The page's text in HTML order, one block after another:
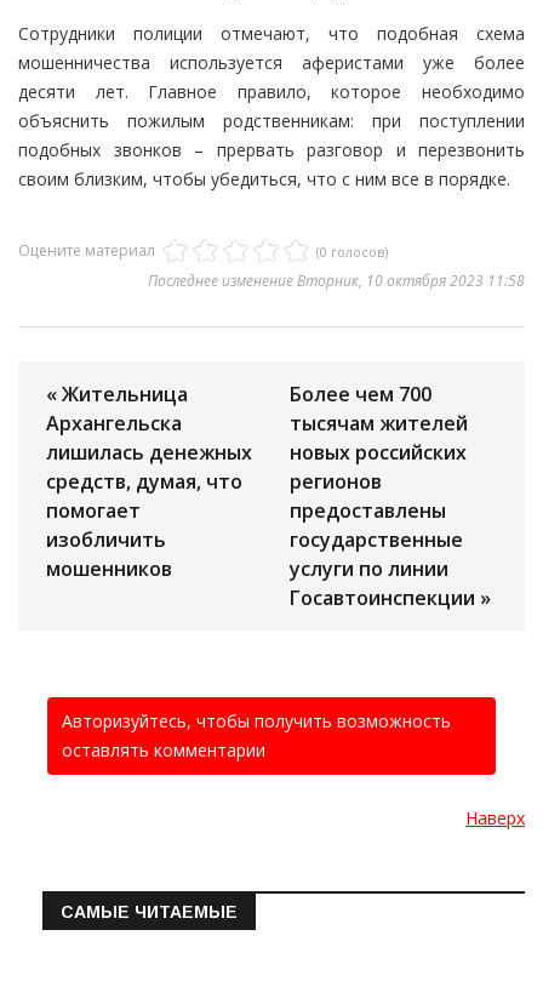
Сотрудники полиции отмечают, что подобная схема
мошенничества используется аферистами уже более
десяти лет. Главное правило, которое необходимо
объяснить пожилым родственникам: при поступлении
подобных звонков – прервать разговор и перезвонить
своим близким, чтобы убедиться, что с ним все в порядке.
Оцените материал (0 голосов)
Последнее изменение Вторник, 10 октября 2023 11:58
« Жительница
Архангельска
лишилась денежных
средств, думая, что
помогает
изобличить
мошенников
Более чем 700
тысячам жителей
новых российских
регионов
предоставлены
государственные
услуги по линии
Госавтоинспекции »
Авторизуйтесь, чтобы получить возможность
оставлять комментарии
Наверх
САМЫЕ ЧИТАЕМЫЕ